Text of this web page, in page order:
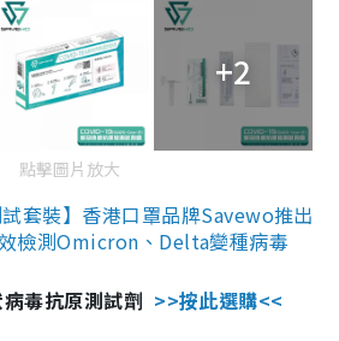
+2
點擊圖片放大
套裝】香港口罩品牌Savewo推出
檢測Omicron、Delta變種病毒
毒抗原測試劑 >>按此選購<<